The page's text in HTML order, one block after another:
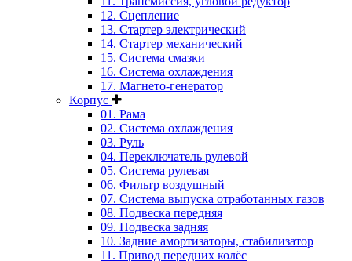
12. Сцепление
13. Стартер электрический
14. Стартер механический
15. Система смазки
16. Система охлаждения
17. Магнето-генератор
Корпус
01. Рама
02. Система охлаждения
03. Руль
04. Переключатель рулевой
05. Система рулевая
06. Фильтр воздушный
07. Система выпуска отработанных газов
08. Подвеска передняя
09. Подвеска задняя
10. Задние амортизаторы, стабилизатор
11. Привод передних колёс